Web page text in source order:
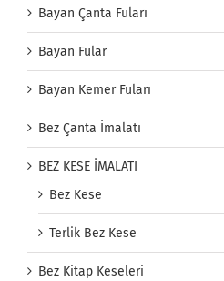
Bayan Çanta Fuları
Bayan Fular
Bayan Kemer Fuları
Bez Çanta İmalatı
BEZ KESE İMALATI
Bez Kese
Terlik Bez Kese
Bez Kitap Keseleri